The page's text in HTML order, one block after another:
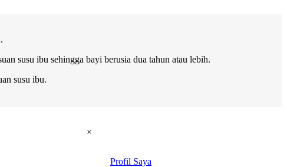
susu ibu sehingga bayi berusia dua tahun atau lebih.
susu ibu.
×
Profil Saya